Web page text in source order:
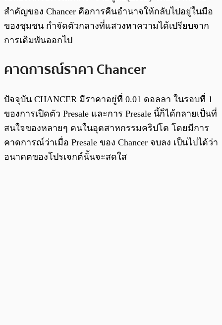
สำคัญของ Chancer คือการคืนอำนาจให้กลับไปอยู่ในมือ
ของชุมชน กำจัดตัวกลางที่แสวงหาความได้เปรียบจาก
การเดิมพันออกไป
คาดการณ์ราคา Chancer
ปัจจุบัน CHANCER มีราคาอยู่ที่ 0.01 ดอลลา ในรอบที่ 1
ของการเปิดตัว Presale และการ Presale นี้ก็ได้กลายเป็นที่
สนใจของหลายๆ คนในอุตสาหกรรมคริปโต โดยมีการ
คาดการณ์ว่าเมื่อ Presale ของ Chancer จบลง เป็นไปได้ว่า
อนาคตของโปรเจกต์นั้นจะสดใส